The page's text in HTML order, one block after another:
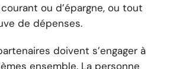
ou d’épargne, ou tout
de dépenses.
doivent s’engager à
ensemble. La personne